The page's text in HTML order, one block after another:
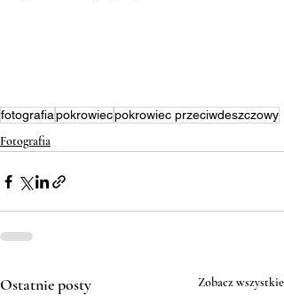
fotografiapokrowiecpokrowiec przeciwdeszczowy
Fotografia
Ostatnie posty Zobacz wszystkie